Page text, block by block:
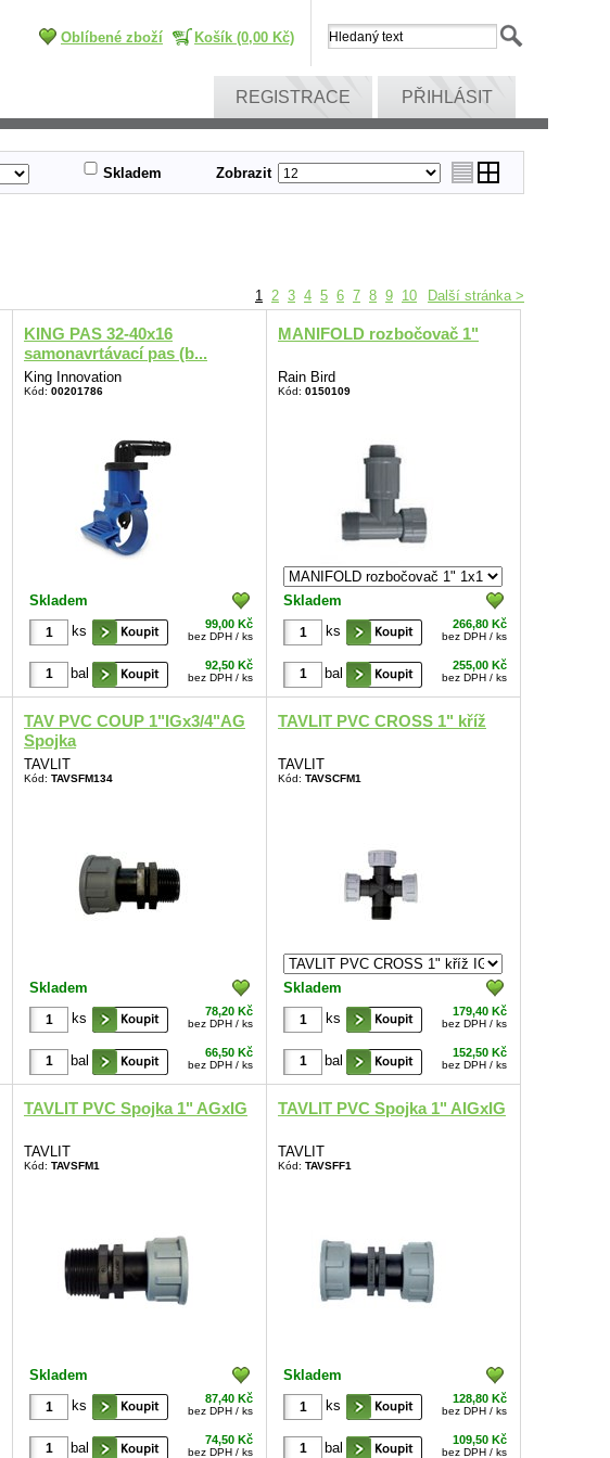
Oblíbené zboží Košík (0,00 Kč)
REGISTRACE PŘIHLÁSIT
Skladem Zobrazit
Další stránka >
1 2 3 4 5 6 7 8 9 10
KING PAS 32-40x16
samonavrtávací pas (b...
King Innovation
Kód: 00201786
Skladem
ks
99,00 Kč
bez DPH / ks
bal 92,50 Kč
bez DPH / ks
MANIFOLD rozbočovač 1"
Rain Bird
Kód: 0150109
Skladem
ks
266,80 Kč
bez DPH / ks
bal 255,00 Kč
bez DPH / ks
TAV PVC COUP 1"IGx3/4"AG
Spojka
TAVLIT
Kód: TAVSFM134
Skladem
ks
78,20 Kč
bez DPH / ks
bal 66,50 Kč
bez DPH / ks
TAVLIT PVC CROSS 1" kříž
TAVLIT
Kód: TAVSCFM1
Skladem
ks
179,40 Kč
bez DPH / ks
bal 152,50 Kč
bez DPH / ks
TAVLIT PVC Spojka 1" AGxIG
TAVLIT
Kód: TAVSFM1
Skladem
ks
87,40 Kč
bez DPH / ks
bal 74,50 Kč
bez DPH / ks
TAVLIT PVC Spojka 1" AIGxIG
TAVLIT
Kód: TAVSFF1
Skladem
ks
128,80 Kč
bez DPH / ks
bal 109,50 Kč
bez DPH / ks